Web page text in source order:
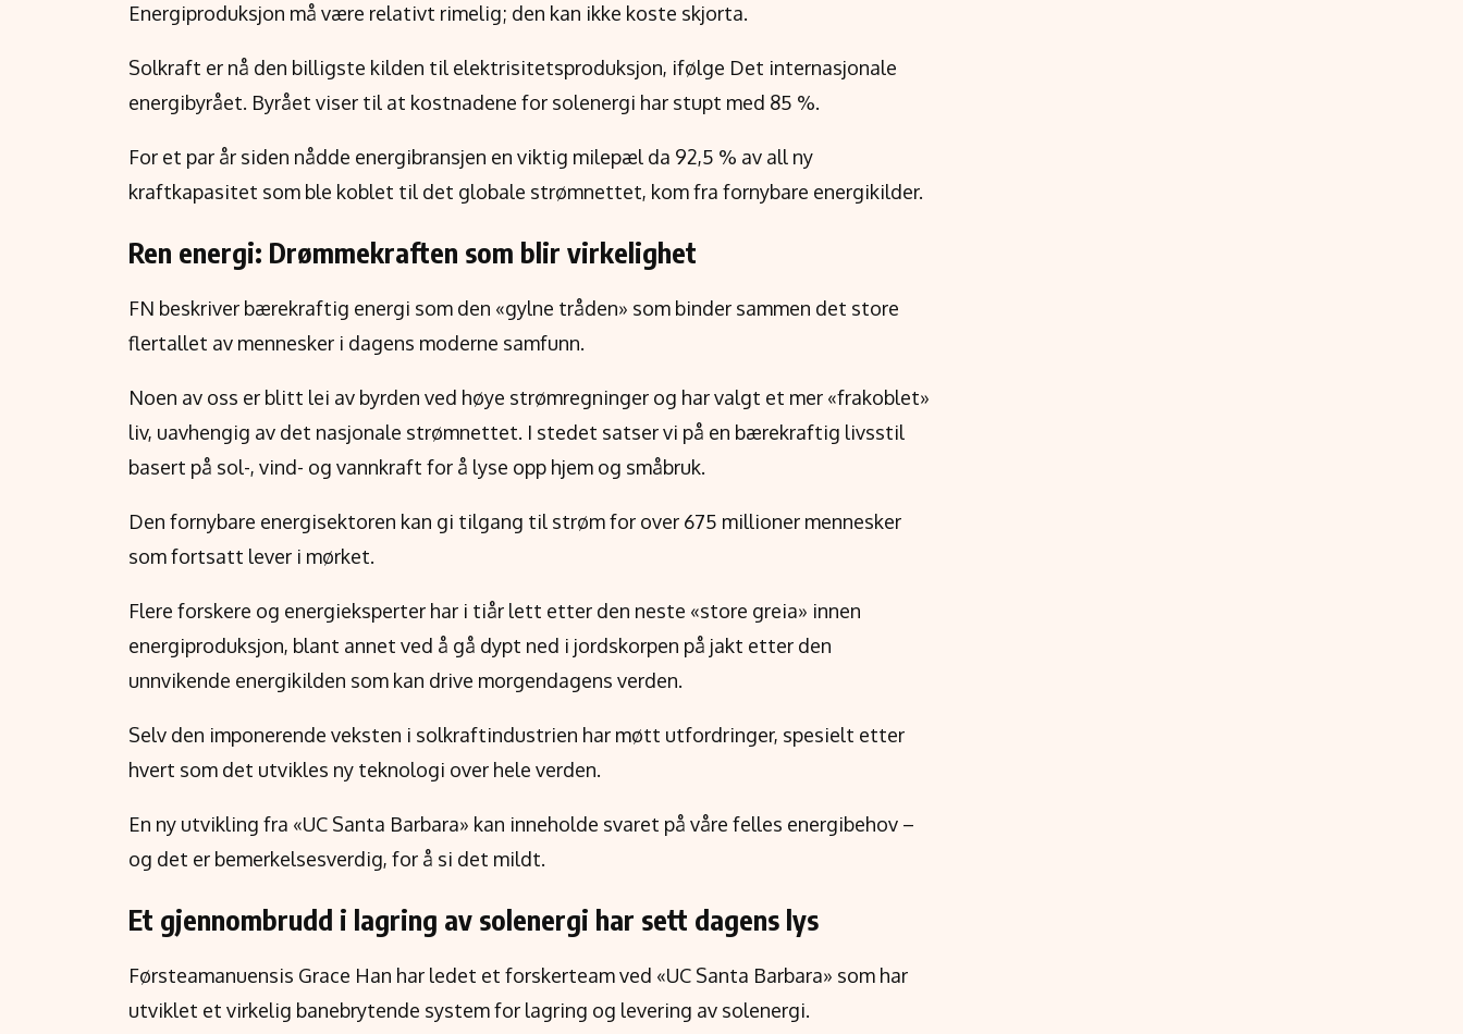
Energiproduksjon må være relativt rimelig; den kan ikke koste skjorta.
Solkraft er nå den billigste kilden til elektrisitetsproduksjon, ifølge Det internasjonale
energibyrået. Byrået viser til at kostnadene for solenergi har stupt med 85 %.
For et par år siden nådde energibransjen en viktig milepæl da 92,5 % av all ny
kraftkapasitet som ble koblet til det globale strømnettet, kom fra fornybare energikilder.
Ren energi: Drømmekraften som blir virkelighet
FN beskriver bærekraftig energi som den «gylne tråden» som binder sammen det store
flertallet av mennesker i dagens moderne samfunn.
Noen av oss er blitt lei av byrden ved høye strømregninger og har valgt et mer «frakoblet»
liv, uavhengig av det nasjonale strømnettet. I stedet satser vi på en bærekraftig livsstil
basert på sol-, vind- og vannkraft for å lyse opp hjem og småbruk.
Den fornybare energisektoren kan gi tilgang til strøm for over 675 millioner mennesker
som fortsatt lever i mørket.
Flere forskere og energieksperter har i tiår lett etter den neste «store greia» innen
energiproduksjon, blant annet ved å gå dypt ned i jordskorpen på jakt etter den
unnvikende energikilden som kan drive morgendagens verden.
Selv den imponerende veksten i solkraftindustrien har møtt utfordringer, spesielt etter
hvert som det utvikles ny teknologi over hele verden.
En ny utvikling fra «UC Santa Barbara» kan inneholde svaret på våre felles energibehov –
og det er bemerkelsesverdig, for å si det mildt.
Et gjennombrudd i lagring av solenergi har sett dagens lys
Førsteamanuensis Grace Han har ledet et forskerteam ved «UC Santa Barbara» som har
utviklet et virkelig banebrytende system for lagring og levering av solenergi.